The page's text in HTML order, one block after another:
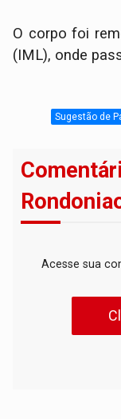
O corpo foi
(IML), onde
Sugestão de
Acesse sua